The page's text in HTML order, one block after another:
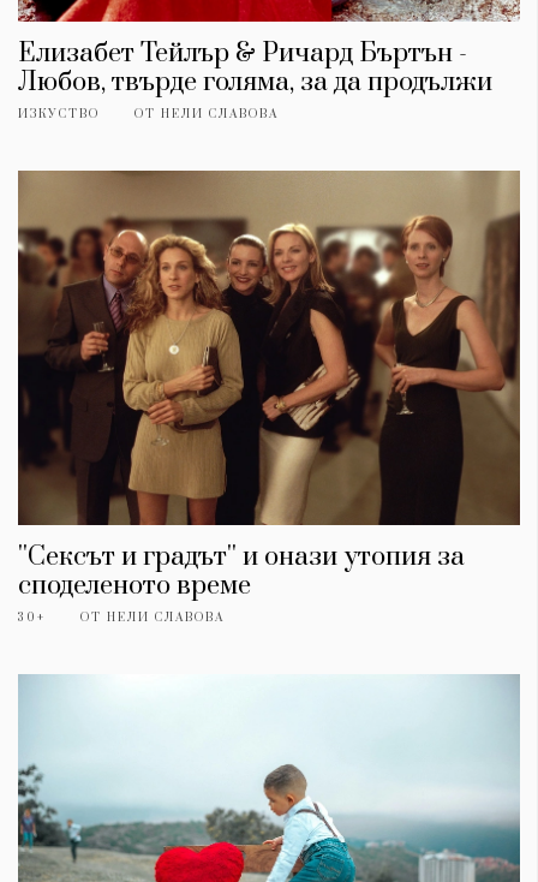
Елизабет Тейлър & Ричард Бъртън -
Любов, твърде голяма, за да продължи
ИЗКУСТВО ОТ НЕЛИ СЛАВОВА
''Сексът и градът'' и онази утопия за
споделеното време
30+ ОТ НЕЛИ СЛАВОВА